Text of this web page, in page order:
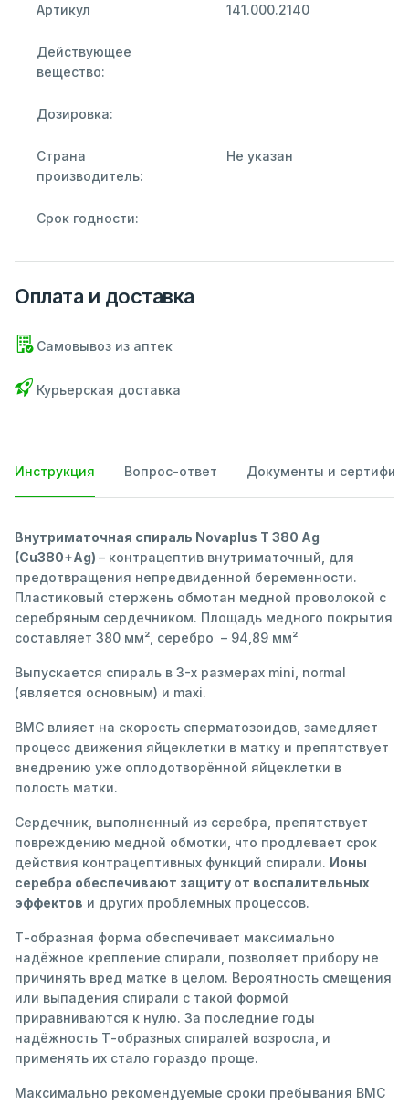
Артикул 141.000.2140
Действующее
вещество:
Дозировка:
Страна
производитель:
Не указан
Срок годности:
Оплата и доставка
Самовывоз из аптек
Курьерская доставка
Инструкция Вопрос-ответ Документы и
Внутриматочная спираль Novaplus T 380 Ag
(Cu380+Ag) – контрацептив внутриматочный, для
предотвращения непредвиденной беременности.
Пластиковый стержень обмотан медной проволокой с
серебряным сердечником. Площадь медного покрытия
составляет 380 мм², серебро – 94,89 мм²
Выпускается спираль в 3-х размерах mini, normal
(является основным) и maxi.
ВМС влияет на скорость сперматозоидов, замедляет
процесс движения яйцеклетки в матку и препятствует
внедрению уже оплодотворённой яйцеклетки в
полость матки.
Сердечник, выполненный из серебра, препятствует
повреждению медной обмотки, что продлевает срок
действия контрацептивных функций спирали. Ионы
серебра обеспечивают защиту от воспалительных
эффектов и других проблемных процессов.
Т-образная форма обеспечивает максимально
надёжное крепление спирали, позволяет прибору не
причинять вред матке в целом. Вероятность смещения
или выпадения спирали с такой формой
приравниваются к нулю. За последние годы
надёжность Т-образных спиралей возросла, и
применять их стало гораздо проще.
Максимально рекомендуемые сроки пребывания ВМС